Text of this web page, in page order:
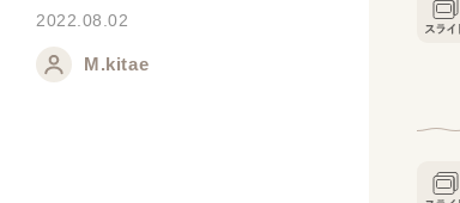
期看護援助論）
2022.08.02
M.kitae